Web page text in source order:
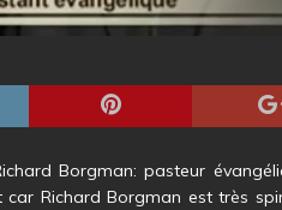
Borgman: pasteur
car Richard Borgman est très